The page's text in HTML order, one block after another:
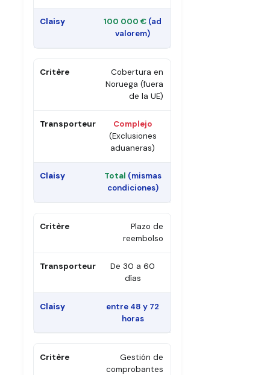
100 000 € (ad
valorem)
Cobertura en
Noruega (fuera
de la UE)
Complejo
(Exclusiones
aduaneras)
Total (mismas
condiciones)
Plazo de
reembolso
De 30 a 60
días
entre 48 y 72
horas
Gestión de
comprobantes